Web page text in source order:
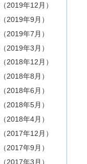
2019年12月）
2019年9月）
2019年7月）
2019年3月）
2018年12月）
2018年8月）
2018年6月）
2018年5月）
2018年4月）
2017年12月）
2017年9月）
2017年3月）